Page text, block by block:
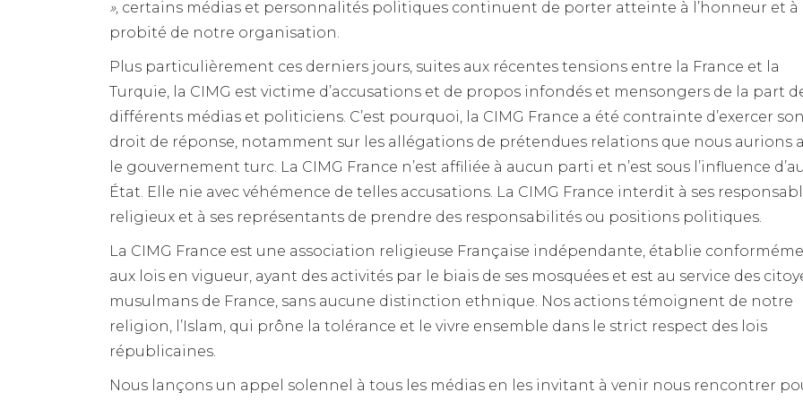
», certains médias et personnalités politiques continuent de porter atteinte à l’honneur et à
probité de notre organisation.
Plus particulièrement ces derniers jours, suites aux récentes tensions entre la France et la
Turquie, la CIMG est victime d’accusations et de propos infondés et mensongers de la part
différents médias et politiciens. C’est pourquoi, la CIMG France a été contrainte d’exercer son
droit de réponse, notamment sur les allégations de prétendues relations que nous aurions
le gouvernement turc. La CIMG France n’est affiliée à aucun parti et n’est sous l’influence
État. Elle nie avec véhémence de telles accusations. La CIMG France interdit à ses
religieux et à ses représentants de prendre des responsabilités ou positions politiques.
La CIMG France est une association religieuse Française indépendante, établie
aux lois en vigueur, ayant des activités par le biais de ses mosquées et est au service des
musulmans de France, sans aucune distinction ethnique. Nos actions témoignent de notre
religion, l’Islam, qui prône la tolérance et le vivre ensemble dans le strict respect des lois
républicaines.
Nous lançons un appel solennel à tous les médias en les invitant à venir nous rencontrer